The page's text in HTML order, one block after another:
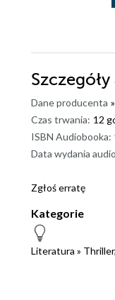
Szczegóły
Dane producenta »
Czas trwania: 12
ISBN Audiobooka:
Data wydania
Zgłoś erratę
Kategorie
Literatura »